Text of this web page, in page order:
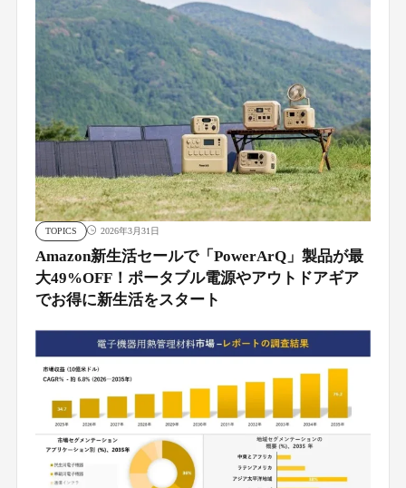
TOPICS 2026年3月31日
Amazon新生活セールで「PowerArQ」製品が最
大49%OFF！ポータブル電源やアウトドアギア
でお得に新生活をスタート